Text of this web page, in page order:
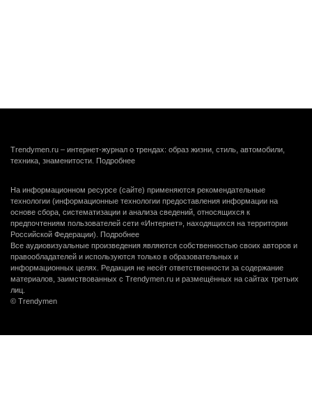
Trendymen.ru – интернет-журнал о трендах: образ жизни, стиль, автомобили,
техника, знаменитости. Подробнее
На информационном ресурсе (сайте) применяются рекомендательные
технологии (информационные технологии предоставления информации на
основе сбора, систематизации и анализа сведений, относящихся к
предпочтениям пользователей сети «Интернет», находящихся на территории
Российской Федерации). Подробнее
Все аудиовизуальные произведения являются собственностью своих авторов и
правообладателей и используются только в образовательных и
информационных целях. Редакция не несёт ответственности за содержание
материалов, заимствованных с Trendymen.ru и размещённых на сайтах третьих
лиц.
© Trendymen